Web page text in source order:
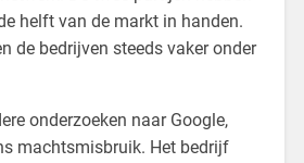
helft van de markt in handen.
de bedrijven steeds vaker onder
onderzoeken naar Google,
machtsmisbruik. Het bedrijf